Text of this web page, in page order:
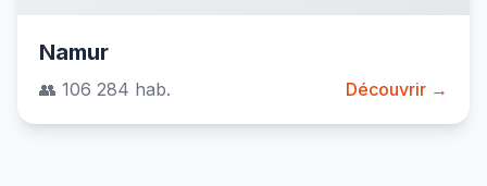
Namur
👥 106 284 hab. Découvrir →